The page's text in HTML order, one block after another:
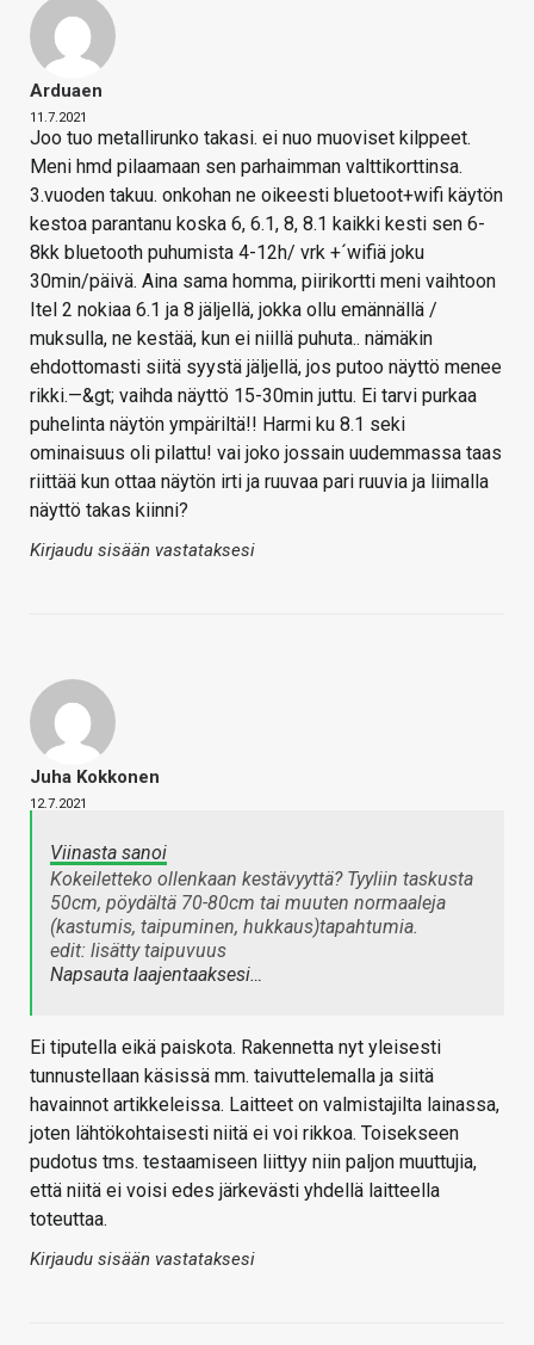
Arduaen
11.7.2021
Joo tuo metallirunko takasi. ei nuo muoviset kilppeet.
Meni hmd pilaamaan sen parhaimman valttikorttinsa.
3.vuoden takuu. onkohan ne oikeesti bluetoot+wifi käytön
kestoa parantanu koska 6, 6.1, 8, 8.1 kaikki kesti sen 6-
8kk bluetooth puhumista 4-12h/ vrk +´wifiä joku
30min/päivä. Aina sama homma, piirikortti meni vaihtoon
Itel 2 nokiaa 6.1 ja 8 jäljellä, jokka ollu emännällä /
muksulla, ne kestää, kun ei niillä puhuta.. nämäkin
ehdottomasti siitä syystä jäljellä, jos putoo näyttö menee
rikki.—&gt; vaihda näyttö 15-30min juttu. Ei tarvi purkaa
puhelinta näytön ympäriltä!! Harmi ku 8.1 seki
ominaisuus oli pilattu! vai joko jossain uudemmassa taas
riittää kun ottaa näytön irti ja ruuvaa pari ruuvia ja liimalla
näyttö takas kiinni?
Kirjaudu sisään vastataksesi
Juha Kokkonen
12.7.2021
Viinasta sanoi
Kokeiletteko ollenkaan kestävyyttä? Tyyliin taskusta
50cm, pöydältä 70-80cm tai muuten normaaleja
(kastumis, taipuminen, hukkaus)tapahtumia.
edit: lisätty taipuvuus
Napsauta laajentaaksesi…
Ei tiputella eikä paiskota. Rakennetta nyt yleisesti
tunnustellaan käsissä mm. taivuttelemalla ja siitä
havainnot artikkeleissa. Laitteet on valmistajilta lainassa,
joten lähtökohtaisesti niitä ei voi rikkoa. Toisekseen
pudotus tms. testaamiseen liittyy niin paljon muuttujia,
että niitä ei voisi edes järkevästi yhdellä laitteella
toteuttaa.
Kirjaudu sisään vastataksesi